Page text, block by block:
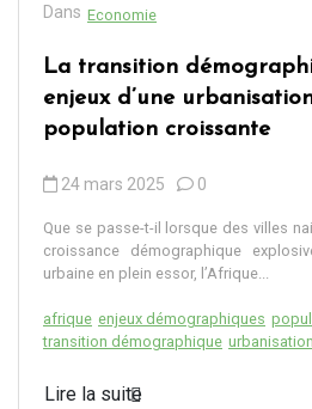
Dans Economie
La transition
enjeux d’une
population croissante
24 mars 2025 0
Que se passe-t-il lorsque des villes
croissance démographique
urbaine en plein essor, l’Afrique...
afrique enjeux démographiques
transition démographique
Lire la suite